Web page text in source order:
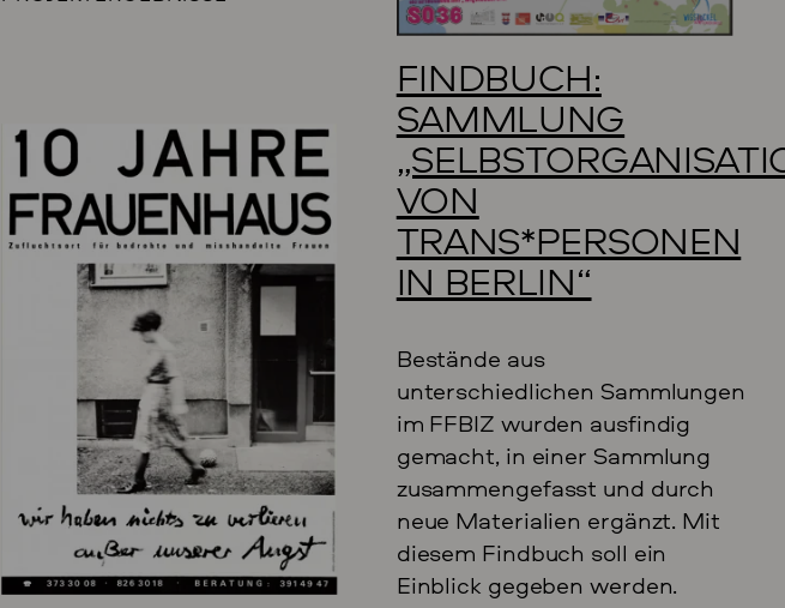
FINDBUCH:
SAMMLUNG
VON
TRANS*PERSONEN
IN BERLIN“
Bestände aus
unterschiedlichen Sammlungen
im FFBIZ wurden ausfindig
gemacht, in einer Sammlung
zusammengefasst und durch
neue Materialien ergänzt. Mit
diesem Findbuch soll ein
Einblick gegeben werden.